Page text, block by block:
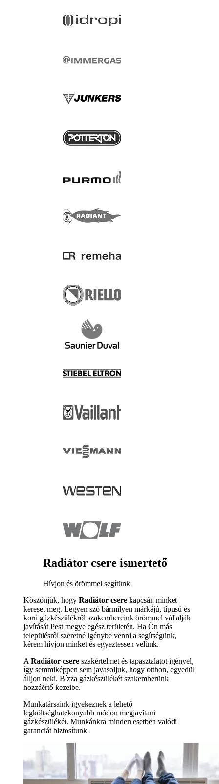
Radiátor csere ismertető
Hívjon és örömmel segítünk.
Köszönjük, hogy Radiátor csere kapcsán minket
kereset meg. Legyen szó bármilyen márkájú, típusú és
korú gázkészülékről szakembereink örömmel vállalják
javítását Pest megye egész területén. Ha Ön más
településről szeretné igénybe venni a segítségünk,
kérem hívjon minket és egyeztessen velünk.
A Radiátor csere szakértelmet és tapasztalatot igényel,
így semmiképpen sem javasoljuk, hogy otthon, egyedül
álljon neki. Bízza gázkészülékét szakemberünk
hozzáértő kezeibe.
Munkatársaink igyekeznek a lehető
legköltséghatékonyabb módon megjavítani
gázkészülékét. Munkánkra minden esetben valódi
garanciát biztosítunk.